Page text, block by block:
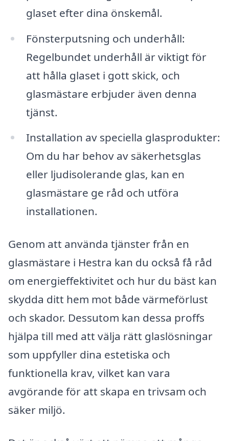
glaset efter dina önskemål.
Fönsterputsning och underhåll:
Regelbundet underhåll är viktigt för
att hålla glaset i gott skick, och
glasmästare erbjuder även denna
tjänst.
Installation av speciella glasprodukter:
Om du har behov av säkerhetsglas
eller ljudisolerande glas, kan en
glasmästare ge råd och utföra
installationen.
Genom att använda tjänster från en
glasmästare i Hestra kan du också få råd
om energieffektivitet och hur du bäst kan
skydda ditt hem mot både värmeförlust
och skador. Dessutom kan dessa proffs
hjälpa till med att välja rätt glaslösningar
som uppfyller dina estetiska och
funktionella krav, vilket kan vara
avgörande för att skapa en trivsam och
säker miljö.